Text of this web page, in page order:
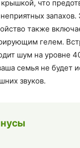
что
запахов.
также
гелем.
шум на уровне
семья не будет
звуков.